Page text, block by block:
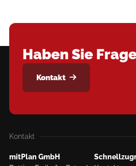
Haben Sie
Kontakt
Kontakt
mitPlan GmbH